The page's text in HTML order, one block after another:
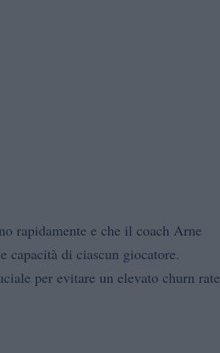
rapidamente e che il coach Arne
capacità di ciascun giocatore.
per evitare un elevato churn rate